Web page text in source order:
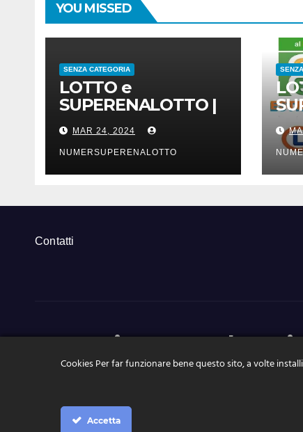
YOU MISSED
SENZA CATEGORIA
LOTTO e
SUPERENALOTTO |
risultati estrazioni di
sabato 23 marzo
2024
MAR 24, 2024
NUMERSUPERENALOTTO
Contatti
NumeriSuperEnalotto.it
Tutte le news, le estrazioni, pronostici a portata di click
Cookies Per far funzionare bene questo sito, a volte
Accetta